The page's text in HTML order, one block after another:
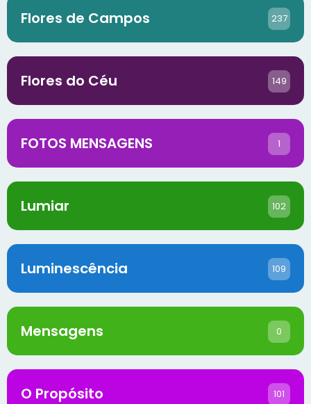
Flores de Campos 237
Flores do Céu 149
FOTOS MENSAGENS 1
Lumiar 102
Luminescência 109
Mensagens 0
O Propósito 101